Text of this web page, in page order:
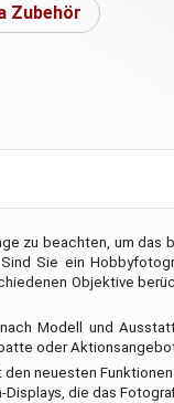
Zubehör
zu beachten, um
Sie ein
Objektive
Modell und
oder
neuesten
die das